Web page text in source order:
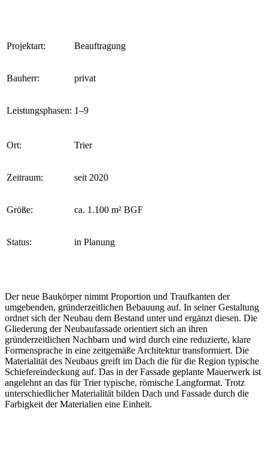
Projektart: Beauftragung
Bauherr: privat
Leistungsphasen: 1–9
Ort: Trier
Zeitraum: seit 2020
Größe: ca. 1.100 m² BGF
Status: in Planung
Der neue Baukörper nimmt Proportion und Traufkanten der
umgebenden, gründerzeitlichen Bebauung auf. In seiner Gestaltung
ordnet sich der Neubau dem Bestand unter und ergänzt diesen. Die
Gliederung der Neubaufassade orientiert sich an ihren
gründerzeitlichen Nachbarn und wird durch eine reduzierte, klare
Formensprache in eine zeitgemäße Architektur transformiert. Die
Materialität des Neubaus greift im Dach die für die Region typische
Schiefereindeckung auf. Das in der Fassade geplante Mauerwerk ist
angelehnt an das für Trier typische, römische Langformat. Trotz
unterschiedlicher Materialität bilden Dach und Fassade durch die
Farbigkeit der Materialien eine Einheit.